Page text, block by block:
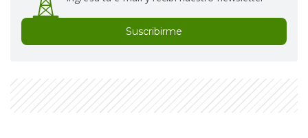
Suscribirme